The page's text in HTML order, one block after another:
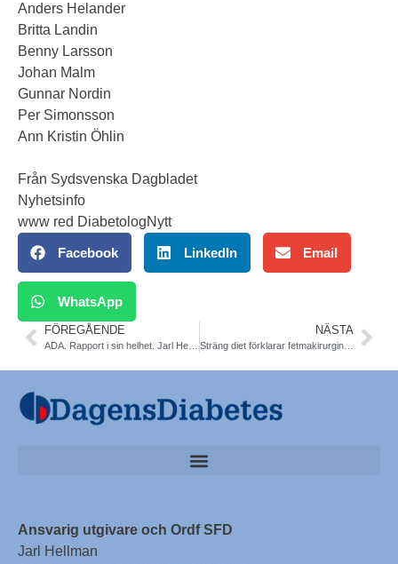
Anders Helander
Britta Landin
Benny Larsson
Johan Malm
Gunnar Nordin
Per Simonsson
Ann Kristin Öhlin
Från Sydsvenska Dagbladet
Nyhetsinfo
www red DiabetologNytt
Facebook LinkedIn Email
WhatsApp
FÖREGÅENDE NÄSTA
Sträng diet förklarar fetmakirurgins magi. Svensk studie. Diabetes
Ansvarig utgivare och Ordf SFD
Jarl Hellman